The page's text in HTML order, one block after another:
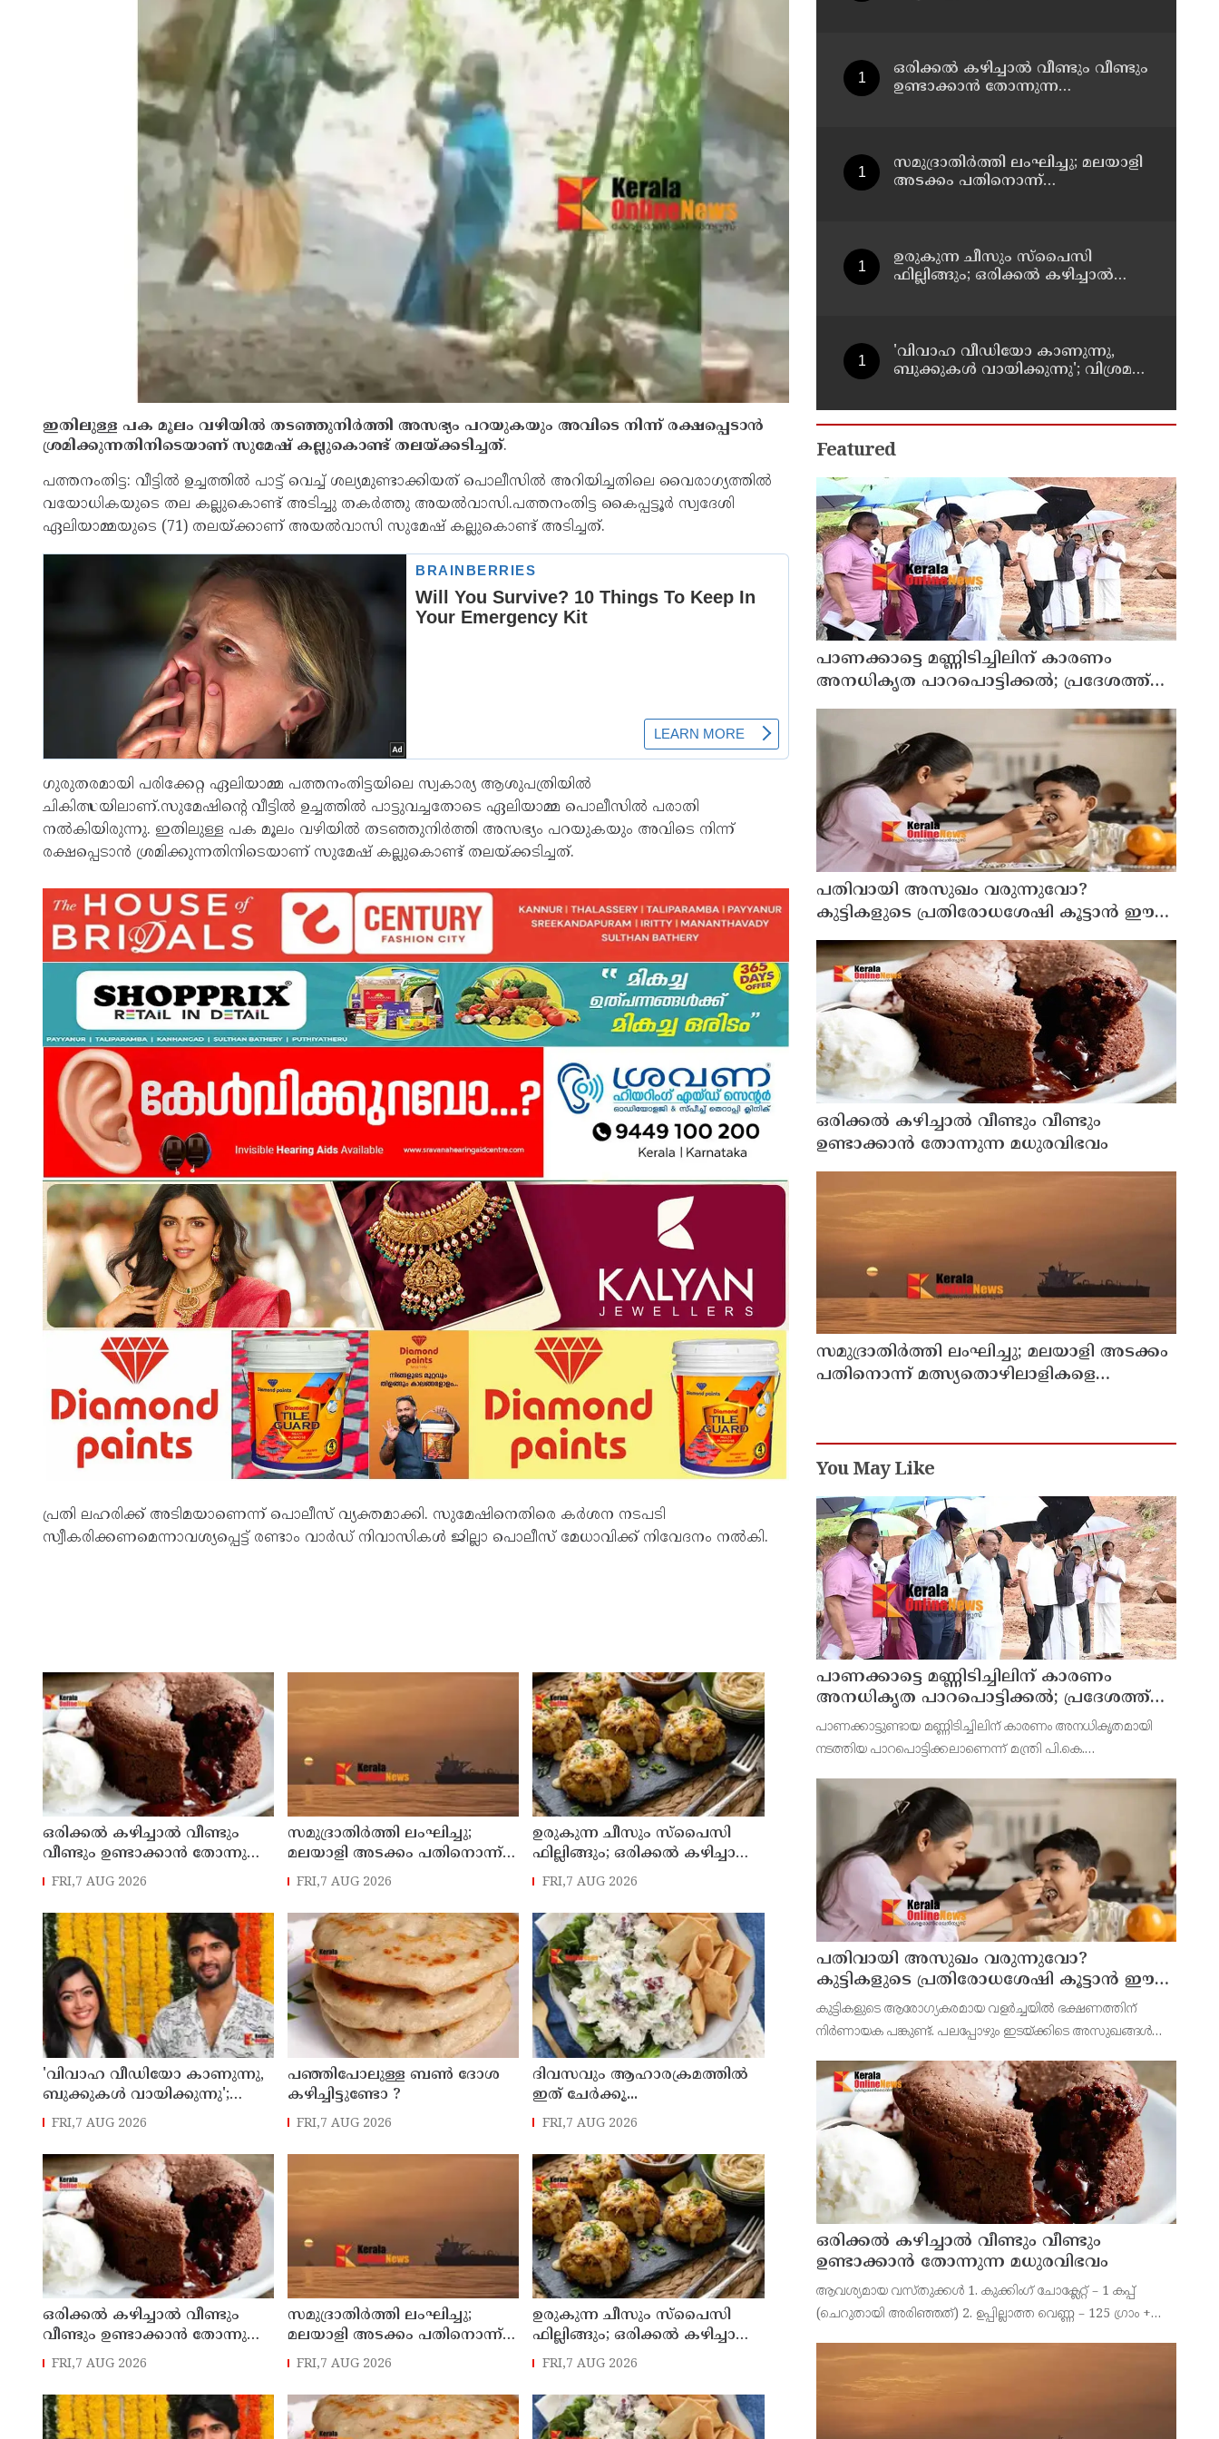
ഇതിലുള്ള പക മൂലം വഴിയില്‍ തടഞ്ഞുനിർത്തി അസഭ്യം പറയുകയും അവിടെ നിന്ന് രക്ഷപ്പെടാൻ
ശ്രമിക്കുന്നതിനിടെയാണ് സുമേഷ് കല്ലുകൊണ്ട് തലയ്ക്കടിച്ചത്.
പത്തനംതിട്ട: വീട്ടില്‍ ഉച്ചത്തില്‍ പാട്ട് വെച്ച്‌ ശല്യമുണ്ടാക്കിയത് പൊലീസില്‍ അറിയിച്ചതിലെ വൈരാഗ്യത്തില്‍
വയോധികയുടെ തല കല്ലുകൊണ്ട് അടിച്ചു തകർത്തു അയല്‍വാസി.പത്തനംതിട്ട കൈപ്പട്ടൂർ സ്വദേശി
ഏലിയാമ്മയുടെ (71) തലയ്ക്കാണ് അയല്‍വാസി സുമേഷ് കല്ലുകൊണ്ട് അടിച്ചത്.
ഗുരുതരമായി പരിക്കേറ്റ ഏലിയാമ്മ പത്തനംതിട്ടയിലെ സ്വകാര്യ ആശുപത്രിയില്‍
ചികിത്സയിലാണ്.സുമേഷിന്റെ വീട്ടില്‍ ഉച്ചത്തില്‍ പാട്ടുവച്ചതോടെ ഏലിയാമ്മ പൊലീസില്‍ പരാതി
നല്‍കിയിരുന്നു. ഇതിലുള്ള പക മൂലം വഴിയില്‍ തടഞ്ഞുനിർത്തി അസഭ്യം പറയുകയും അവിടെ നിന്ന്
രക്ഷപ്പെടാൻ ശ്രമിക്കുന്നതിനിടെയാണ് സുമേഷ് കല്ലുകൊണ്ട് തലയ്ക്കടിച്ചത്.
പ്രതി ലഹരിക്ക് അടിമയാണെന്ന് പൊലീസ് വ്യക്തമാക്കി. സുമേഷിനെതിരെ കർശന നടപടി
സ്വീകരിക്കണമെന്നാവശ്യപ്പെട്ട് രണ്ടാം വാർഡ് നിവാസികള്‍ ജില്ലാ പൊലീസ് മേധാവിക്ക് നിവേദനം നല്‍കി.
ഒരിക്കൽ കഴിച്ചാൽ വീണ്ടും
വീണ്ടും ഉണ്ടാക്കാൻ തോന്നുന്ന
മധുരവിഭവം
FRI,7 AUG 2026
സമുദ്രാതിർത്തി ലംഘിച്ചു;
മലയാളി അടക്കം പതിനൊന്ന്
മത്സ്യതൊഴിലാളികളെ
നാവികസേന
FRI,7 AUG 2026
ഉരുകുന്ന ചീസും സ്പൈസി
ഫില്ലിങ്ങും; ഒരിക്കൽ കഴിച്ചാൽ
വീണ്ടും ചോദിക്കും
FRI,7 AUG 2026
'വിവാഹ വീഡിയോ കാണുന്നു,
ബുക്കുകള്‍ വായിക്കുന്നു';
വിശ്രമ ജീവിതത്തെക്കുറിച്ച്
രശ്മിക മന്ദാന
FRI,7 AUG 2026
പഞ്ഞിപോലുള്ള ബൺ ദോശ
കഴിച്ചിട്ടുണ്ടോ ?
FRI,7 AUG 2026
ദിവസവും ആഹാരക്രമത്തിൽ
ഇത് ചേർക്കൂ...
FRI,7 AUG 2026
ഒരിക്കൽ കഴിച്ചാൽ വീണ്ടും
വീണ്ടും ഉണ്ടാക്കാൻ തോന്നുന്ന
മധുരവിഭവം
FRI,7 AUG 2026
സമുദ്രാതിർത്തി ലംഘിച്ചു;
മലയാളി അടക്കം പതിനൊന്ന്
മത്സ്യതൊഴിലാളികളെ
നാവികസേന
FRI,7 AUG 2026
ഉരുകുന്ന ചീസും സ്പൈസി
ഫില്ലിങ്ങും; ഒരിക്കൽ കഴിച്ചാൽ
വീണ്ടും ചോദിക്കും
FRI,7 AUG 2026
ഒരിക്കൽ കഴിച്ചാൽ വീണ്ടും വീണ്ടും
ഉണ്ടാക്കാൻ തോന്നുന്ന
സമുദ്രാതിർത്തി ലംഘിച്ചു; മലയാളി
അടക്കം പതിനൊന്ന്
ഉരുകുന്ന ചീസും സ്പൈസി
ഫില്ലിങ്ങും; ഒരിക്കൽ കഴിച്ചാൽ
'വിവാഹ വീഡിയോ കാണുന്നു,
ബുക്കുകള്‍ വായിക്കുന്നു'; വിശ്രമ
Featured
പാണക്കാട്ടെ മണ്ണിടിച്ചിലിന് കാരണം
അനധികൃത പാറപൊട്ടിക്കൽ; പ്രദേശത്ത്
ഇനി ഒരു തരത്തിലുള്ള നിർമാണ
പ്രവർത്തനങ്ങളും അനുവദിക്കില്ലെന്ന് മന്ത്രി
പികെ കുഞ്ഞാലിക്കുട്ടി
പതിവായി അസുഖം വരുന്നുവോ?
കുട്ടികളുടെ പ്രതിരോധശേഷി കൂട്ടാൻ ഈ
ഭക്ഷണങ്ങൾ കൊടുക്കൂ
ഒരിക്കൽ കഴിച്ചാൽ വീണ്ടും വീണ്ടും
ഉണ്ടാക്കാൻ തോന്നുന്ന മധുരവിഭവം
സമുദ്രാതിർത്തി ലംഘിച്ചു; മലയാളി അടക്കം
പതിനൊന്ന് മത്സ്യതൊഴിലാളികളെ
You May Like
പാണക്കാട്ടെ മണ്ണിടിച്ചിലിന് കാരണം
അനധികൃത പാറപൊട്ടിക്കൽ; പ്രദേശത്ത്
ഇനി ഒരു തരത്തിലുള്ള നിർമാണ
പ്രവർത്തനങ്ങളും അനുവദിക്കില്ലെന്ന് മന്ത്രി
പികെ കുഞ്ഞാലിക്കുട്ടി
പാണക്കാട്ടുണ്ടായ മണ്ണിടിച്ചിലിന് കാരണം അനധികൃതമായി
നടത്തിയ പാറപൊട്ടിക്കലാണെന്ന് മന്ത്രി പി.കെ.
മാത്രമാണ് നഗരസഭ അനുമതി നൽകിയിരുന്നത്. എന്നാൽ ഇത
പതിവായി അസുഖം വരുന്നുവോ?
കുട്ടികളുടെ പ്രതിരോധശേഷി കൂട്ടാൻ ഈ
ഭക്ഷണങ്ങൾ കൊടുക്കൂ
കുട്ടികളുടെ ആരോഗ്യകരമായ വളർച്ചയിൽ ഭക്ഷണത്തിന്
നിർണായക പങ്കുണ്ട്. പലപ്പോഴും ഇടയ്ക്കിടെ അസുഖങ്ങൾ
കുറയുന്നതാണ്.
ഒരിക്കൽ കഴിച്ചാൽ വീണ്ടും വീണ്ടും
ഉണ്ടാക്കാൻ തോന്നുന്ന മധുരവിഭവം
ആവശ്യമായ വസ്തുക്കൾ 1. കുക്കിംഗ് ചോക്ലേറ്റ് – 1 കപ്പ്
(ചെറുതായി അരിഞ്ഞത്) 2. ഉപ്പില്ലാത്ത വെണ്ണ – 125 ഗ്രാം +
പഞ്ചസാര – അര കപ്പ് + 2 ടേബിൾസ്പൂ